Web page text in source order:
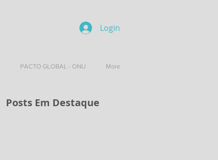
Login
PACTO GLOBAL - ONU More
Posts Em Destaque